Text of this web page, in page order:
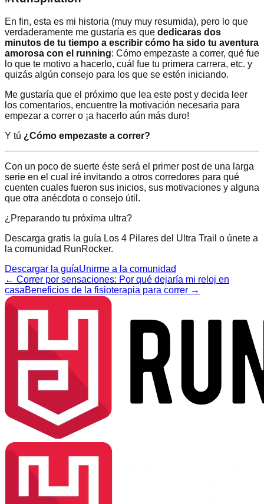
En fin, esta es mi historia (muy muy resumida), pero lo que
verdaderamente me gustaría es que dedicaras dos
minutos de tu tiempo a escribir cómo ha sido tu aventura
amorosa con el running: Cómo empezaste a correr, qué fue
lo que te motivo a hacerlo, cuál fue tu primera carrera, etc. y
quizás algún consejo para los que se estén iniciando.
Me gustaría que el próximo que lea este post y decida leer
los comentarios, encuentre la motivación necesaria para
empezar a correr o ¡a hacerlo aún más duro!
Y tú ¿Cómo empezaste a correr?
Con un poco de suerte éste será el primer post de una larga
serie en el cual iré invitando a otros corredores para qué
cuenten cuales fueron sus inicios, sus motivaciones y alguna
que otra anécdota o consejo útil.
¿Preparando tu próxima ultra?
Descarga gratis la guía Los 4 Pilares del Ultra Trail o únete a
la comunidad RunRocker.
Descargar la guíaUnirme a la comunidad
← Correr por sensaciones: Por qué dejaría mi reloj en
casaBeneficios de la fisioterapia para correr →